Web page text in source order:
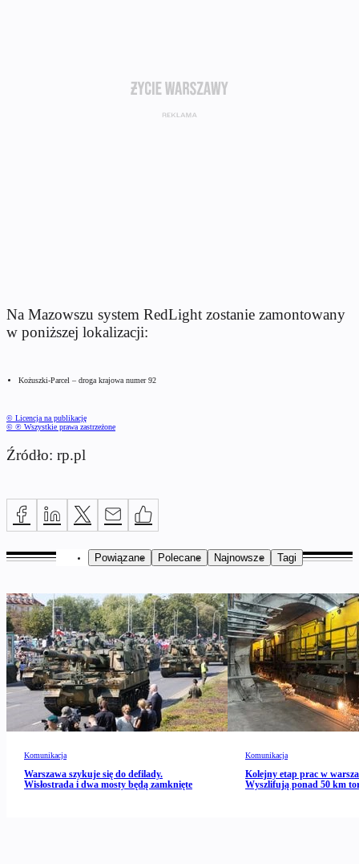
Na Mazowszu system RedLight zostanie zamontowany
w poniższej lokalizacji:
Kożuszki-Parcel – droga krajowa numer 92
© Licencja na publikację
© ℗ Wszystkie prawa zastrzeżone
Źródło: rp.pl
Powiązane Polecane Najnowsze Tagi
Komunikacja
Warszawa szykuje się do defilady.
Wisłostrada i dwa mosty będą zamknięte
Komunikacja
Kolejny etap prac w
Wyszlifują ponad 50 km